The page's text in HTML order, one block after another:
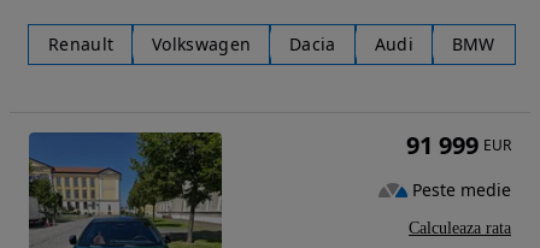
Renault Volkswagen Dacia Audi BMW
91 999 EUR
Peste medie
Calculeaza rata